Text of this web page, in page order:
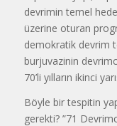
devrimin temel
üzerine oturan
demokratik devrim
burjuvazinin
70’li yılların ikinci
Böyle bir tespitin
gerekti? ”71